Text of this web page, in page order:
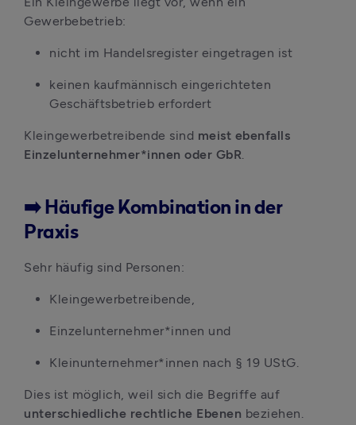
Gewerbebetrieb:
nicht im Handelsregister eingetragen ist
keinen kaufmännisch eingerichteten
Geschäftsbetrieb erfordert
Kleingewerbetreibende sind meist ebenfalls
Einzelunternehmer*innen oder GbR.
➡️ Häufige Kombination in der
Praxis
Sehr häufig sind Personen:
Kleingewerbetreibende,
Einzelunternehmer*innen und
Kleinunternehmer*innen nach § 19 UStG.
unterschiedliche rechtliche Ebenen beziehen.